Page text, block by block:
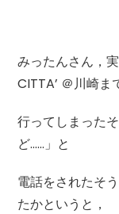
みったんさん，
CITTA’ ＠川崎ま
行ってしまった
ど……」と
電話をされたそ
たかというと，